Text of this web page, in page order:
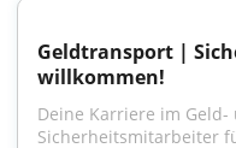
Geldtransport |
willkommen!
Deine Karriere im
Sicherheitsmitarbeiter